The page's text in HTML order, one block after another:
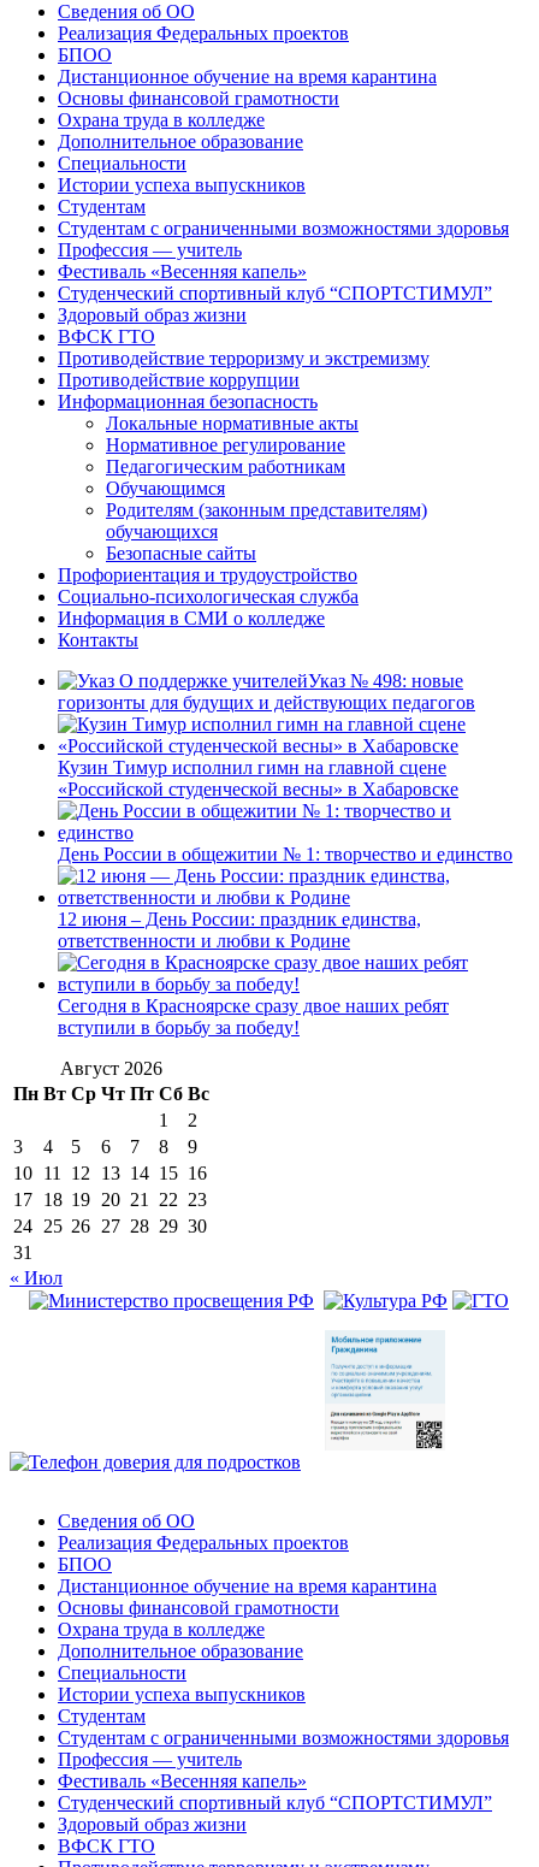
Сведения об ОО
Реализация Федеральных проектов
БПОО
Дистанционное обучение на время карантина
Основы финансовой грамотности
Охрана труда в колледже
Дополнительное образование
Специальности
Истории успеха выпускников
Студентам
Студентам с ограниченными возможностями здоровья
Профессия — учитель
Фестиваль «Весенняя капель»
Студенческий спортивный клуб “СПОРТСТИМУЛ”
Здоровый образ жизни
ВФСК ГТО
Противодействие терроризму и экстремизму
Противодействие коррупции
Информационная безопасность
Локальные нормативные акты
Нормативное регулирование
Педагогическим работникам
Обучающимся
Родителям (законным представителям)
обучающихся
Безопасные сайты
Профориентация и трудоустройство
Социально-психологическая служба
Информация в СМИ о колледже
Контакты
Указ № 498: новые
горизонты для будущих и действующих педагогов
Кузин Тимур исполнил гимн на главной сцене
«Российской студенческой весны» в Хабаровске
День России в общежитии № 1: творчество и единство
12 июня – День России: праздник единства,
ответственности и любви к Родине
Сегодня в Красноярске сразу двое наших ребят
вступили в борьбу за победу!
Август 2026
Пн Вт Ср Чт Пт Сб Вс
1
2
3
4 5 6 7 8
9
10 11 12 13 14 15 16
17 18 19 20 21 22 23
24 25 26 27 28 29 30
31
« Июл
Сведения об ОО
Реализация Федеральных проектов
БПОО
Дистанционное обучение на время карантина
Основы финансовой грамотности
Охрана труда в колледже
Дополнительное образование
Специальности
Истории успеха выпускников
Студентам
Студентам с ограниченными возможностями здоровья
Профессия — учитель
Фестиваль «Весенняя капель»
Студенческий спортивный клуб “СПОРТСТИМУЛ”
Здоровый образ жизни
ВФСК ГТО